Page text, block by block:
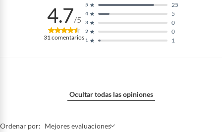
4.7/5
31 comentarios 1 1
2 0
3 0
4 5
5 25
Ocultar todas las opiniones
Ordenar por: Mejores evaluaciones